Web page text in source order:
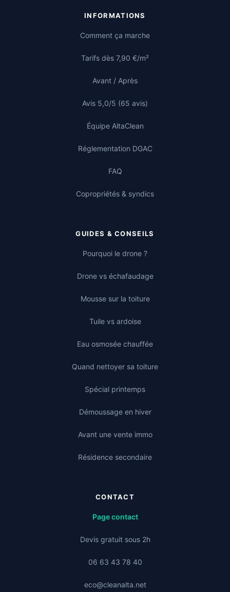
INFORMATIONS
Comment ça marche
Tarifs dès 7,90 €/m²
Avant / Après
Avis 5,0/5 (65 avis)
Équipe AltaClean
Réglementation DGAC
FAQ
Copropriétés & syndics
GUIDES & CONSEILS
Pourquoi le drone ?
Drone vs échafaudage
Mousse sur la toiture
Tuile vs ardoise
Eau osmosée chauffée
Quand nettoyer sa toiture
Spécial printemps
Démoussage en hiver
Avant une vente immo
Résidence secondaire
CONTACT
Page contact
Devis gratuit sous 2h
06 63 43 78 40
eco@cleanalta.net